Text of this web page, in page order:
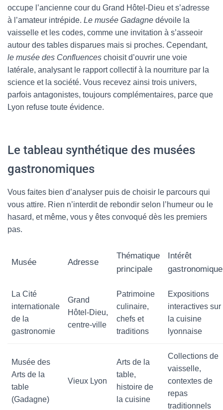
occupe l’ancienne cour du Grand Hôtel-Dieu et s’adresse
à l’amateur intrépide. Le musée Gadagne dévoile la
vaisselle et les codes, comme une invitation à s’asseoir
autour des tables disparues mais si proches. Cependant,
le musée des Confluences choisit d’ouvrir une voie
latérale, analysant le rapport collectif à la nourriture par la
science et la société. Vous recevez ainsi trois univers,
parfois antagonistes, toujours complémentaires, parce que
Lyon refuse toute évidence.
Le tableau synthétique des musées
gastronomiques
Vous faites bien d’analyser puis de choisir le parcours qui
vous attire. Rien n’interdit de rebondir selon l’humeur ou le
hasard, et même, vous y êtes convoqué dès les premiers
pas.
Musée Adresse
Thématique
principale
Intérêt
gastronomique
La Cité
internationale
de la
gastronomie
Grand
Hôtel-Dieu,
centre-ville
Patrimoine
culinaire,
chefs et
traditions
Expositions
interactives sur
la cuisine
lyonnaise
Musée des
Arts de la
table
(Gadagne)
Vieux Lyon
Arts de la
table,
histoire de
la cuisine
Collections de
vaisselle,
contextes de
repas
traditionnels